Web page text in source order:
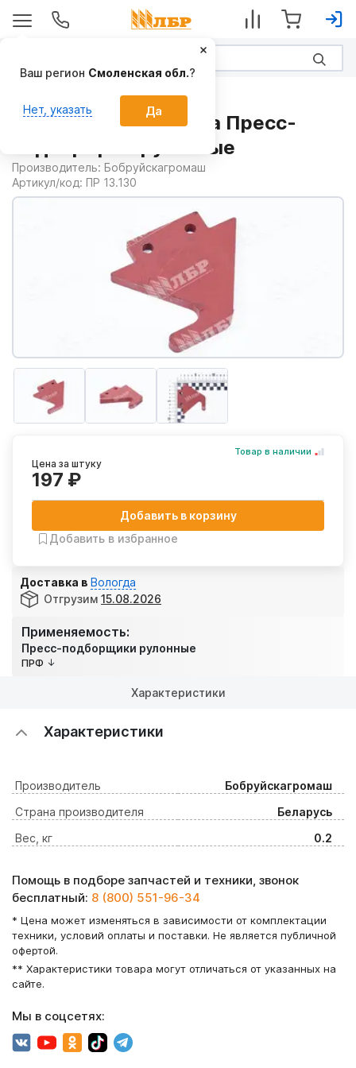
Поводок ПР 13.301 на Пресс-
подборщики рулонные
Производитель: Бобруйскагромаш
Артикул/код: ПР 13.130
Применяемость:
Пресс-подборщики рулонные
ПРФ
Товар в наличии
Цена за штуку
197 ₽
Добавить в корзину
Добавить в избранное
Доставка в Вологда
Отгрузим 15.08.2026
Характеристики
Характеристики
Производитель
Бобруйскагромаш
Страна производителя
Беларусь
Вес, кг
0.2
Помощь в подборе запчастей и техники, звонок
бесплатный: 8 (800) 551-96-34
* Цена может изменяться в зависимости от комплектации
техники, условий оплаты и поставки. Не является публичной
офертой.
** Характеристики товара могут отличаться от указанных на
сайте.
Мы в соцсетях:
Ваш регион Смоленская обл.?
Нет, указать Да